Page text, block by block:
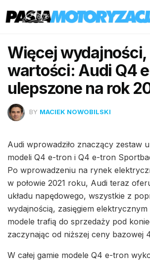
Więcej wydajności,
wartości: Audi Q4
ulepszone na rok
BY MACIEK NOWOBILSKI
Audi wprowadziło znaczący zestaw
modeli Q4 e-tron i Q4 e-tron
Po wprowadzeniu na rynek
w połowie 2021 roku, Audi teraz
układu napędowego, wszystkie z
wydajnością, zasięgiem elektrycznym
modele trafią do sprzedaży pod
zaczynając od niższej ceny bazowej
W całej gamie modele Q4 e-tron